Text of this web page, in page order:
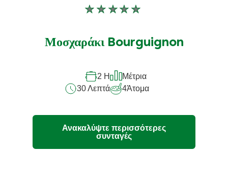
Δεν
αξιολογήσεις
αυτό
το
recipe
Μοσχαράκι Bourguignon
2 H
Μέτρια
30 Λεπτά
4Άτομα
Ανακαλύψτε περισσότερες
συνταγές